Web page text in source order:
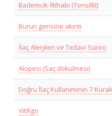
Bademcik İltihabı (Tonsillit)
Burun gerisine akıntı
İlaç Alerjileri ve Tedavi Süreci
Alopesi (Saç dökülmesi)
Doğru İlaç Kullanımının 7 Kuralı
Vitiligo